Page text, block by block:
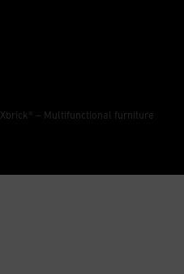
Xbrick® – Multifunctional furniture